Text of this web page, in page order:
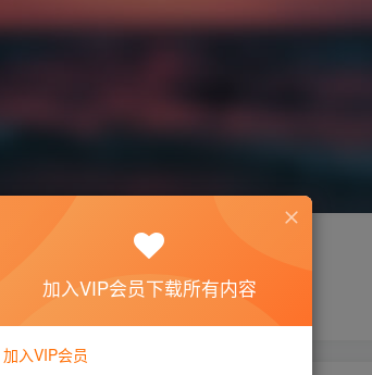
加入VIP会员下载所有内容
加入VIP会员